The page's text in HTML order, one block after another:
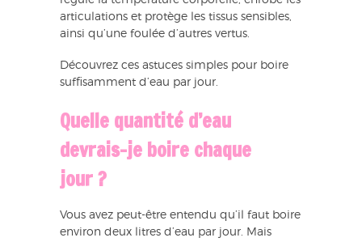
articulations et protège les tissus sensibles,
ainsi qu’une foulée d’autres vertus.
Découvrez ces astuces simples pour boire
suffisamment d’eau par jour.
Quelle quantité d’eau
devrais-je boire chaque
jour ?
Vous avez peut-être entendu qu’il faut boire
environ deux litres d’eau par jour. Mais